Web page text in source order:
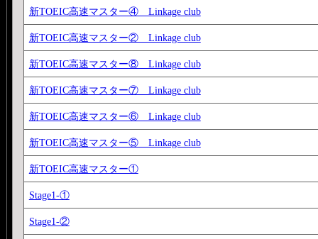
新TOEIC高速マスター④ Linkage club
新TOEIC高速マスター② Linkage club
新TOEIC高速マスター⑧ Linkage club
新TOEIC高速マスター⑦ Linkage club
新TOEIC高速マスター⑥ Linkage club
新TOEIC高速マスター⑤ Linkage club
新TOEIC高速マスター①
Stage1-①
Stage1-②